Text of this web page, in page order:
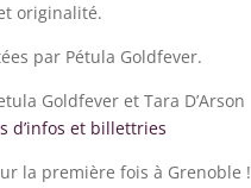
originalité.
par Pétula Goldfever.
Goldfever et Tara D’Arson
d’infos et billettries
la première fois à Grenoble !